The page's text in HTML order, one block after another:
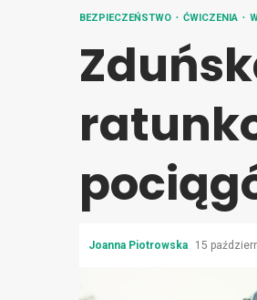
BEZPIECZEŃSTWO ĆWICZENIA
Joanna Piotrowska 15